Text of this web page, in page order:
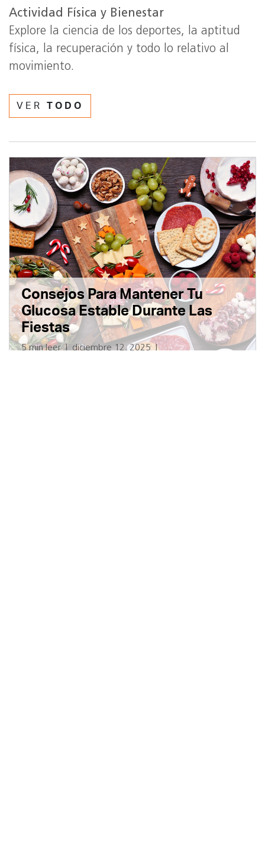
Actividad Física y Bienestar
Explore la ciencia de los deportes, la aptitud
física, la recuperación y todo lo relativo al
movimiento.
VER TODO
Consejos Para Mantener Tu
Glucosa Estable Durante Las
Fiestas
5 min leer|diciembre 12, 2025|